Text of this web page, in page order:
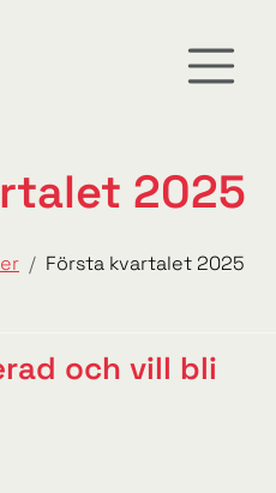
2025
Första kvartalet 2025
och vill bli